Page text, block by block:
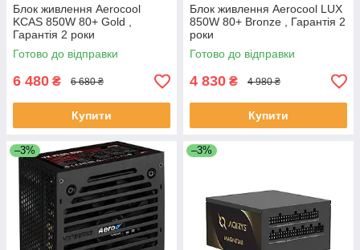
Блок живлення Aerocool
KCAS 850W 80+ Gold ,
Гарантія 2 роки
Готово до відправки
6 480 ₴ 6 680 ₴
Купити
Блок живлення Aerocool LUX
850W 80+ Bronze , Гарантія 2
роки
Готово до відправки
4 830 ₴ 4 980 ₴
Купити
–3% –3%